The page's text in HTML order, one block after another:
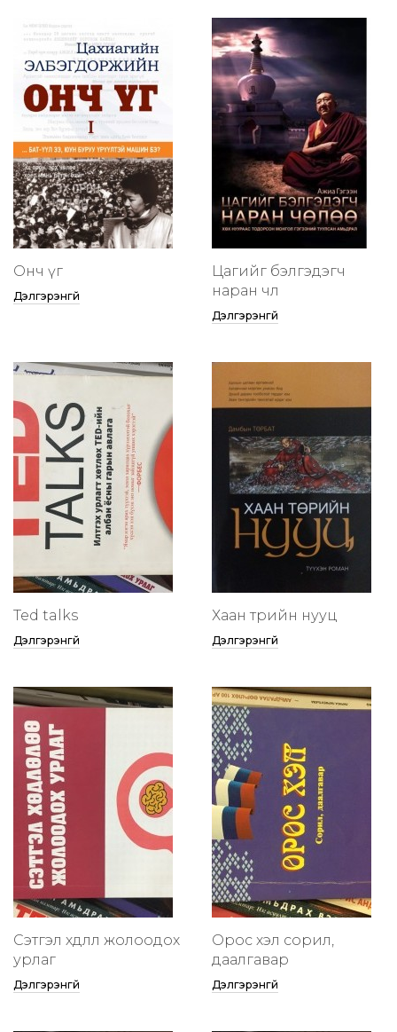
Онч үг
Дэлгэрэнгүй
Цагийг бэлгэдэгч
наран чөлөө
Дэлгэрэнгүй
Ted talks
Дэлгэрэнгүй
Хаан төрийн нууц
Дэлгэрэнгүй
Сэтгэл хөдлөлөө жолоодох
урлаг
Дэлгэрэнгүй
Орос хэл сорил,
даалгавар
Дэлгэрэнгүй